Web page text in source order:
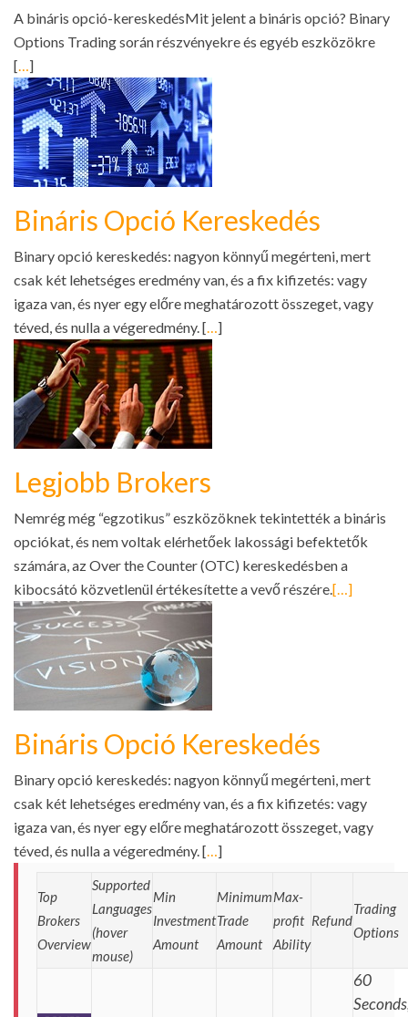
A bináris opció-kereskedésMit jelent a bináris opció? Binary
Options Trading során részvényekre és egyéb eszközökre
[…]
Bináris Opció Kereskedés
Binary opció kereskedés: nagyon könnyű megérteni, mert
csak két lehetséges eredmény van, és a fix kifizetés: vagy
igaza van, és nyer egy előre meghatározott összeget, vagy
téved, és nulla a végeredmény. […]
Legjobb Brokers
Nemrég még “egzotikus” eszközöknek tekintették a bináris
opciókat, és nem voltak elérhetőek lakossági befektetők
számára, az Over the Counter (OTC) kereskedésben a
kibocsátó közvetlenül értékesítette a vevő részére.[…]
Bináris Opció Kereskedés
Binary opció kereskedés: nagyon könnyű megérteni, mert
csak két lehetséges eredmény van, és a fix kifizetés: vagy
igaza van, és nyer egy előre meghatározott összeget, vagy
téved, és nulla a végeredmény. […]
Top
Brokers
Overview
Supported
Languages
(hover
mouse)
Min
Investment
Amount
Minimum
Trade
Amount
Max-
profit
Ability
Refund
Trading
Options
60